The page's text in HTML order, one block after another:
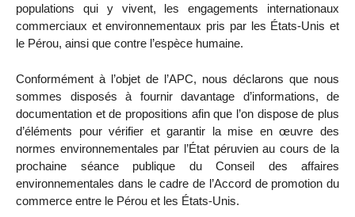
populations qui y vivent, les engagements internationaux
commerciaux et environnementaux pris par les États-Unis et
le Pérou, ainsi que contre l’espèce humaine.
Conformément à l’objet de l’APC, nous déclarons que nous
sommes disposés à fournir davantage d’informations, de
documentation et de propositions afin que l’on dispose de plus
d’éléments pour vérifier et garantir la mise en œuvre des
normes environnementales par l’État péruvien au cours de la
prochaine séance publique du Conseil des affaires
environnementales dans le cadre de l’Accord de promotion du
commerce entre le Pérou et les États-Unis.